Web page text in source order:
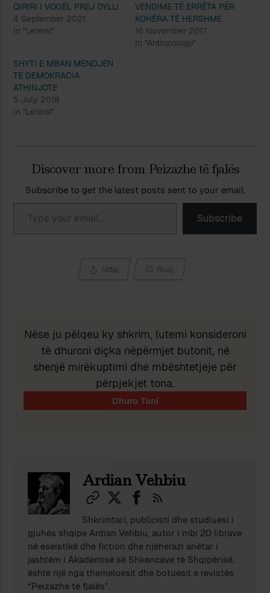
QIRIRI I VOGËL PREJ DYLLI
4 September 2021
In "Letërsi"
VENDIME TË ERRËTA PËR
KOHËRA TË HERSHME
16 November 2017
In "Antropologji"
SHYTI E MBAN MENDJEN
TE DEMOKRACIA
ATHINJOTE
5 July 2018
In "Letërsi"
Discover more from Peizazhe të fjalës
Subscribe to get the latest posts sent to your email.
Type your email…
Subscribe
Ndaj Ruaj
Nëse ju pëlqeu ky shkrim, lutemi konsideroni
të dhuroni diçka nëpërmjet butonit, në
shenjë mirëkuptimi dhe mbështetjeje për
përpjekjet tona.
Ardian Vehbiu
Shkrimtari, publicisti dhe studiuesi i
gjuhës shqipe Ardian Vehbiu, autor i mbi 20 librave
në eseistikë dhe fiction dhe njëherazi anëtar i
jashtëm i Akademisë së Shkencave të Shqipërisë,
është një nga themeluesit dhe botuesit e revistës
“Peizazhe të fjalës”.